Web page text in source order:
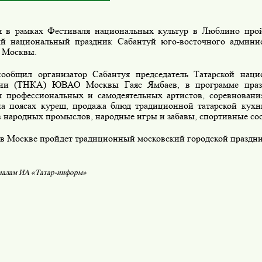
рамках Фестиваля национальных культур в Люблино
национальный праздник Сабантуй юго-восточного
организатор Сабантуя председатель Татарской
(ТНКА) ЮВАО Москвы Гаяс Ямбаев, в программе
профессиональных и самодеятельных артистов,
поясах куреш, продажа блюд традиционной татарской
народных промыслов, народные игры и забавы, спортивные
пройдет традиционный московский городской
ИА «Татар-информ»